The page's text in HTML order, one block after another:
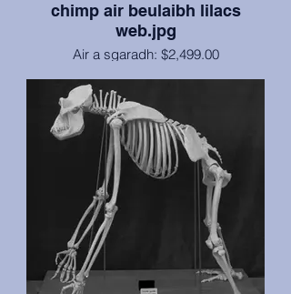
chimp air beulaibh lilacs
web.jpg
Air a sgaradh: $2,499.00
Tha chimpanzee fireann iomlan, inbheach
air a chuir an cèill le slatan umha, uèir
agus fuarain, agus air a chuir suas air
bunait daraich aig ìre àirneis le casters
airson gluasad furasta. Bho Oilthigh Stàite
Arizona ann an Tempe, chaidh “Chuck” gu
coccidiomycosis, ach chan eil ach an atlas
agus aon condyle taobh a-muigh a’
nochdadh a ’ghalair (ged a chaidh cuid de
chnàmhan eile ath-thogail gu ìre). Bidh
luingearachd ag atharrachadh a rèir
ceann-uidhe.